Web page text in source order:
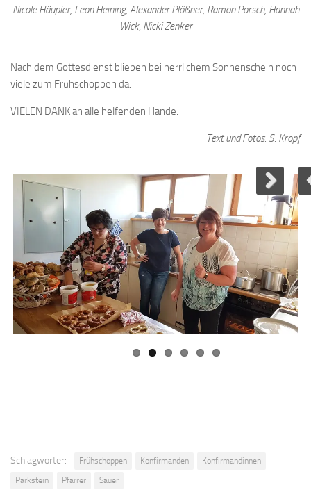
Nicole Häupler, Leon Heining, Alexander Plößner, Ramon Porsch, Hannah
Wick, Nicki Zenker
Nach dem Gottesdienst blieben bei herrlichem Sonnenschein noch
viele zum Frühschoppen da.
VIELEN DANK an alle helfenden Hände.
Text und Fotos: S. Kropf
Next
Schlagwörter: Frühschoppen Konfirmanden
Konfirmandinnen
Parkstein
Pfarrer Sauer